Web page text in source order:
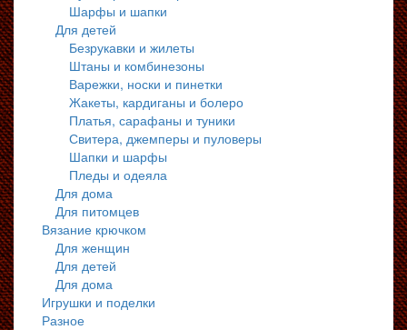
Шарфы и шапки
Для детей
Безрукавки и жилеты
Штаны и комбинезоны
Варежки, носки и пинетки
Жакеты, кардиганы и болеро
Платья, сарафаны и туники
Свитера, джемперы и пуловеры
Шапки и шарфы
Пледы и одеяла
Для дома
Для питомцев
Вязание крючком
Для женщин
Для детей
Для дома
Игрушки и поделки
Разное